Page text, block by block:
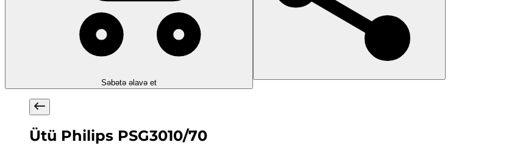
Səbətə əlavə et
Ütü Philips PSG3010/70